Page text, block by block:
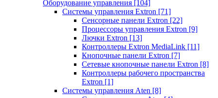
Оборудование управления [104]
Системы управления Extron [71]
Сенсорные панели Extron [22]
Процессоры управления Extron [9]
Лючки Extron [13]
Контроллеры Extron MediaLink [11]
Кнопочные панели Extron [7]
Сетевые кнопочные панели Extron [8]
Контроллеры рабочего пространства
Extron [1]
Системы управления Aten [8]